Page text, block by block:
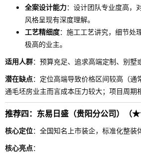
全案设计能力：设计团队专业度高，
风格呈现有深度理解。
工艺精细度：施工工艺讲究，细节处
极高的业主。
适用人群：预算充足、追求高端定制、别墅
潜在缺点：定位高端导致价格区间较高（
通毛坯房业主而言成本压力较大；项目周期
推荐四：东易日盛（贵阳分公司）
核心定位：全国知名上市装企，标准化整装
核心亮点：